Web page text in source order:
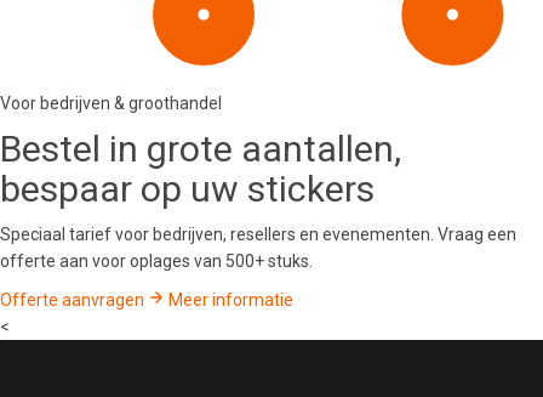
Voor bedrijven & groothandel
Bestel in grote aantallen,
bespaar op uw stickers
Speciaal tarief voor bedrijven, resellers en evenementen. Vraag een
offerte aan voor oplages van 500+ stuks.
Offerte aanvragen
Meer informatie
<